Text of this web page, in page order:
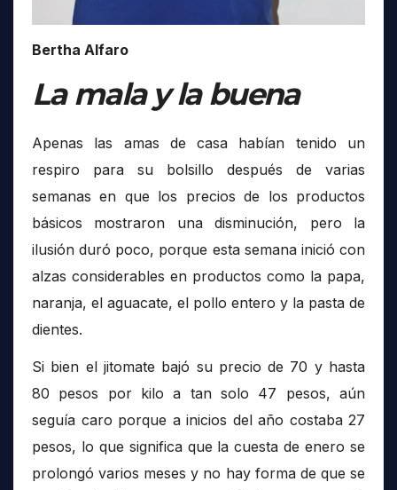
Bertha Alfaro
La mala y la buena
Apenas las amas de casa habían tenido un
respiro para su bolsillo después de varias
semanas en que los precios de los productos
básicos mostraron una disminución, pero la
ilusión duró poco, porque esta semana inició con
alzas considerables en productos como la papa,
naranja, el aguacate, el pollo entero y la pasta de
dientes.
Si bien el jitomate bajó su precio de 70 y hasta
80 pesos por kilo a tan solo 47 pesos, aún
seguía caro porque a inicios del año costaba 27
pesos, lo que significa que la cuesta de enero se
prolongó varios meses y no hay forma de que se